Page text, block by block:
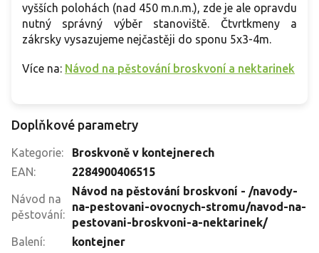
vyšších polohách (nad 450 m.n.m.), zde je ale opravdu
nutný správný výběr stanoviště. Čtvrtkmeny a
zákrsky vysazujeme nejčastěji do sponu 5x3-4m.
Více na: Návod na pěstování broskvoní a nektarinek
Doplňkové parametry
Kategorie:
Broskvoně v kontejnerech
EAN: 2284900406515
Návod na
pěstování:
Návod na pěstování broskvoní - /navody-
na-pestovani-ovocnych-stromu/navod-na-
pestovani-broskvoni-a-nektarinek/
Balení:
kontejner